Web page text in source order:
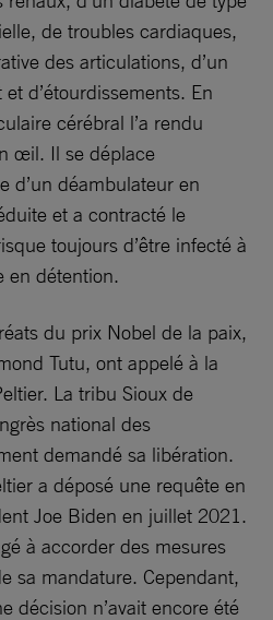
de troubles cardiaques,
des articulations, d’un
d’étourdissements. En
cérébral l’a rendu
œil. Il se déplace
d’un déambulateur en
et a contracté le
toujours d’être infecté à
en détention.
du prix Nobel de la paix,
Tutu, ont appelé à la
La tribu Sioux de
national des
demandé sa libération.
a déposé une requête en
Joe Biden en juillet 2021.
à accorder des mesures
sa mandature. Cependant,
décision n’avait encore été